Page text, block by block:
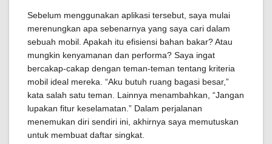
Sebelum menggunakan aplikasi tersebut, saya mulai
merenungkan apa sebenarnya yang saya cari dalam
sebuah mobil. Apakah itu efisiensi bahan bakar? Atau
mungkin kenyamanan dan performa? Saya ingat
bercakap-cakap dengan teman-teman tentang kriteria
mobil ideal mereka. “Aku butuh ruang bagasi besar,”
kata salah satu teman. Lainnya menambahkan, “Jangan
lupakan fitur keselamatan.” Dalam perjalanan
menemukan diri sendiri ini, akhirnya saya memutuskan
untuk membuat daftar singkat.